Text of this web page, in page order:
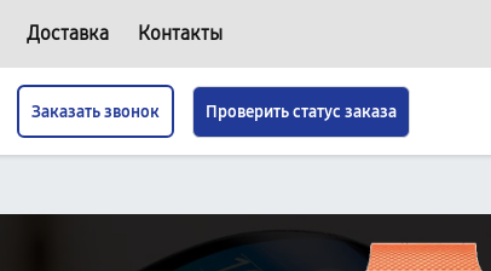
Доставка Контакты
Заказать звонок Проверить статус заказа